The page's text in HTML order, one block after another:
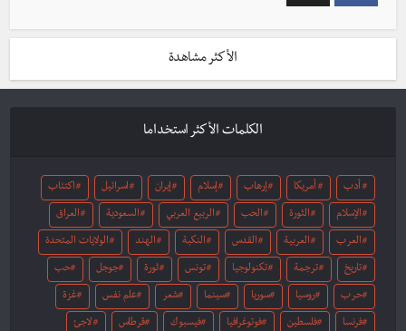
الأكثر مشاهدة
الكلمات الأكثر استخداما
أدب أمريكا إرهاب إسلام إيران اسرائيل اكتئاب
الإسلام الثورة الحب الربيع العربي السعودية العراق
العرب العربية القدس النكبة الهند الولايات المتحدة
تاريخ ترجمة تكنولوجيا تونس ثورة جوجل حب
حرب روسيا سوريا سينما شعر علم نفس غزة
فرنسا فلسطين فوتوغرافيا فيسبوك قرطاس لاجئ